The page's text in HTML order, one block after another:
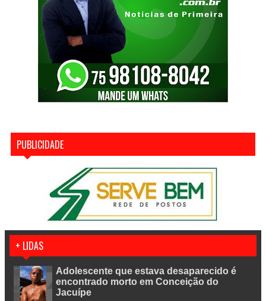
PUBLICIDADE
+ LIDAS
Adolescente que estava desaparecido é
encontrado morto em Conceição do
Jacuípe